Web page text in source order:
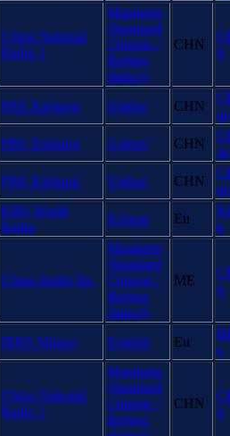
China National
Radio 1
Mandarin
(Standard
Chinese /
Beijing
dialect)
CHN
b
PBS Xinjiang Uighur CHN
uc
PBS Xinjiang Uighur CHN
uc
PBS Xinjiang Uighur CHN
uc
KBS World
Radio
Korean Eu
k
China Radio Int.
Mandarin
(Standard
Chinese /
Beijing
dialect)
ME
u
IRRS Milano English Eu
s
China National
Radio 1
Mandarin
(Standard
Chinese /
Beijing
CHN
b